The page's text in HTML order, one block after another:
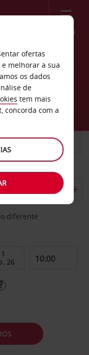
Menu
COMERCIAIS
diferente
ofertas
melhorar a sua
os dados
de
tem mais
concorda com a